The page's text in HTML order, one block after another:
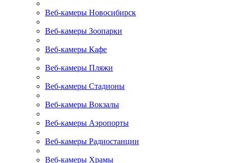
Веб-камеры Новосибирск
Веб-камеры Зоопарки
Веб-камеры Кафе
Веб-камеры Пляжи
Веб-камеры Стадионы
Веб-камеры Вокзалы
Веб-камеры Аэропорты
Веб-камеры Радиостанции
Веб-камеры Храмы